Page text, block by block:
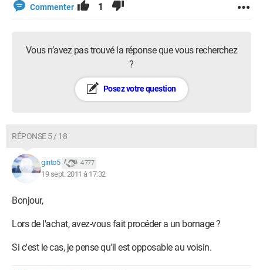
Commenter 1
Vous n’avez pas trouvé la réponse que vous recherchez
?
Posez votre question
RÉPONSE 5 / 18
ginto5 4 777
19 sept. 2011 à 17:32
Bonjour,
Lors de l'achat, avez-vous fait procéder a un bornage ?
Si c'est le cas, je pense qu'il est opposable au voisin.